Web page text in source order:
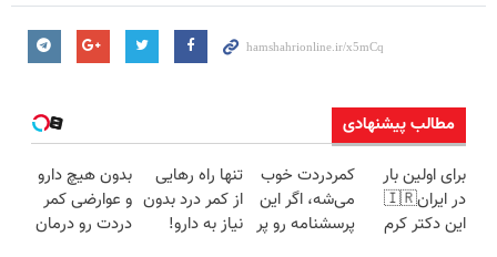
مطالب پیشنهادی
برای اولین بار
در ایران🇮🇷
این دکتر کرم
کمردردت خوب
می‌شه، اگر این
پرسشنامه رو پر
تنها راه رهایی
از کمر درد بدون
نیاز به دارو!
بدون هیچ دارو
و عوارضی کمر
دردت رو درمان